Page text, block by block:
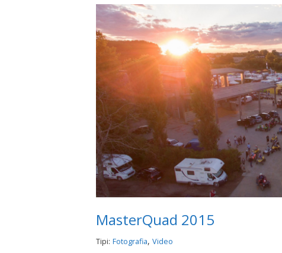
MasterQuad 2015
Tipi: Fotografia, Video